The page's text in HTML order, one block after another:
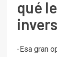
qué
-Esa gran